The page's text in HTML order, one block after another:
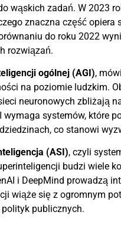
wąskich zadań. W 2023
znaczna część
do roku 2022
rozwiązań.
ogólnej (AGI),
na poziomie ludzkim.
neuronowych zbliżają
systemów, które
co stanowi
(ASI), czyli
budzi wiele
i DeepMind prowadzą
wiąże się z ogromnym
publicznych.